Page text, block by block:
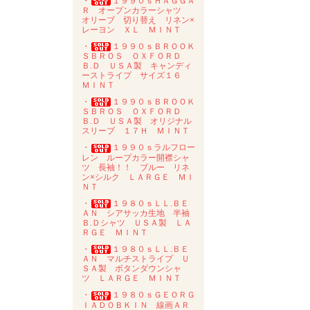
Ｒ オープンカラーシャツ
オリーブ 切り替え リネン×
レーヨン ＸＬ ＭＩＮＴ
・
１９９０ｓＢＲＯＯＫ
ＳＢＲＯＳ ＯＸＦＯＲＤ
Ｂ.Ｄ ＵＳＡ製 キャンディ
ーストライプ サイズ１６
ＭＩＮＴ
・
１９９０ｓＢＲＯＯＫ
ＳＢＲＯＳ ＯＸＦＯＲＤ
Ｂ.Ｄ ＵＳＡ製 オリジナル
スリーブ １７Ｈ ＭＩＮＴ
・
１９９０ｓラルフロー
レン ループカラー開襟シャ
ツ 長袖！！ ブルー リネ
ン×シルク ＬＡＲＧＥ ＭＩ
ＮＴ
・
１９８０ｓＬＬ.ＢＥ
ＡＮ シアサッカ生地 半袖
Ｂ.Ｄシャツ ＵＳＡ製 ＬＡ
ＲＧＥ ＭＩＮＴ
・
１９８０ｓＬＬ.ＢＥ
ＡＮ マルチストライプ Ｕ
ＳＡ製 ボタンダウンシャ
ツ ＬＡＲＧＥ ＭＩＮＴ
・
１９８０ｓＧＥＯＲＧ
ＩＡＤＯＢＫＩＮ 線画ＡＲ